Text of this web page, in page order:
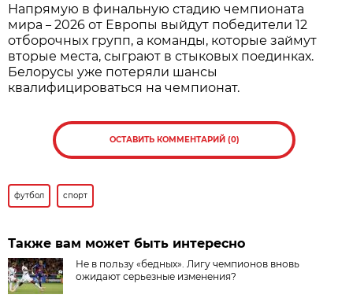
Напрямую в финальную стадию чемпионата
мира– 2026 от Европы выйдут победители 12
отборочных групп, а команды, которые займут
вторые места, сыграют в стыковых поединках.
Белорусы уже потеряли шансы
квалифицироваться на чемпионат.
ОСТАВИТЬ КОММЕНТАРИЙ (0)
футбол спорт
Также вам может быть интересно
Не в пользу «бедных». Лигу чемпионов вновь
ожидают серьезные изменения?